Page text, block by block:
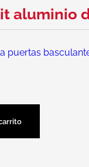
aluminio
puertas